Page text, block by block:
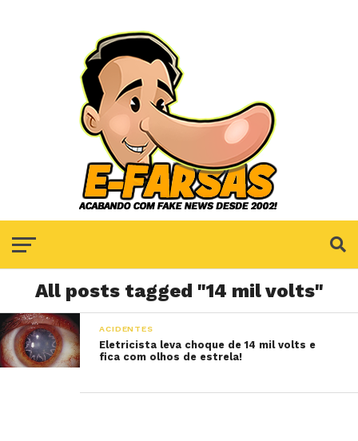
All posts tagged "14 mil volts"
ACIDENTES
Eletricista leva choque de 14 mil volts e
fica com olhos de estrela!